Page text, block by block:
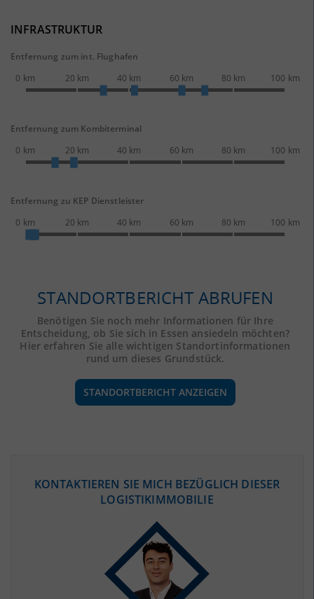
INFRASTRUKTUR
Entfernung zum int. Flughafen
0 km
20 km 40 km 60 km 80 km 100 km
Entfernung zum Kombiterminal
0 km
20 km 40 km 60 km 80 km 100 km
Entfernung zu KEP Dienstleister
0 km
20 km 40 km 60 km 80 km 100 km
STANDORTBERICHT ABRUFEN
Benötigen Sie noch mehr Informationen für Ihre
Entscheidung, ob Sie sich in Essen ansiedeln möchten?
Hier erfahren Sie alle wichtigen Standortinformationen
rund um dieses Grundstück.
STANDORTBERICHT ANZEIGEN
(STAND: 12/2019)
(Landkreis / Kreisfreie Stadt)
KONTAKTIEREN SIE MICH BEZÜGLICH DIESER
LOGISTIKIMMOBILIE